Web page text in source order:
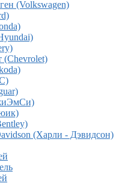
(Volkswagen)
(Chevrolet)
(Харли - Дэвидсон)